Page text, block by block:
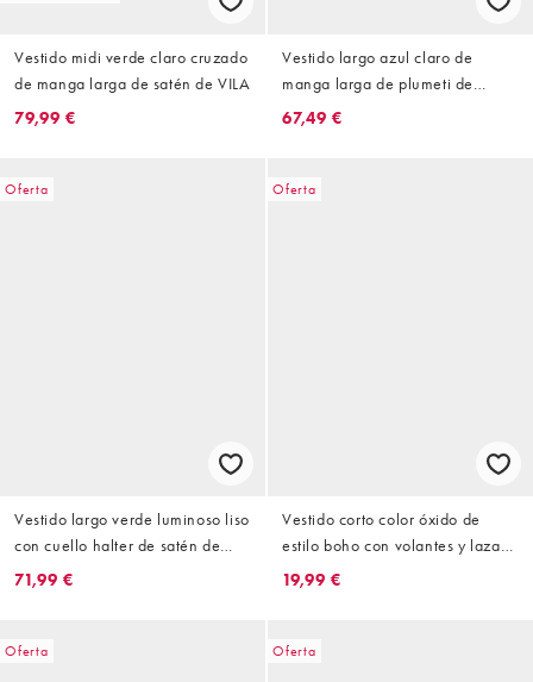
Vestido midi verde claro cruzado
de manga larga de satén de VILA
79,99 €
Vestido largo azul claro de
manga larga de plumeti de
chifón de VILA
67,49 €
Oferta
Vestido largo verde luminoso liso
con cuello halter de satén de
VILA Petite
71,99 €
Oferta
Vestido corto color óxido de
estilo boho con volantes y lazada
en la cintura de plumeti de VILA
19,99 €
Oferta Oferta